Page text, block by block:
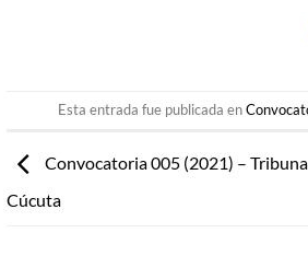
Esta entrada fue publicada en
Convocatoria 005 (2021) –
Cúcuta